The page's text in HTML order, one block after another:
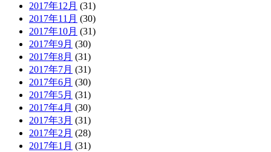
2017年12月 (31)
2017年11月 (30)
2017年10月 (31)
2017年9月 (30)
2017年8月 (31)
2017年7月 (31)
2017年6月 (30)
2017年5月 (31)
2017年4月 (30)
2017年3月 (31)
2017年2月 (28)
2017年1月 (31)